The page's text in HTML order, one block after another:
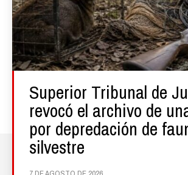
Superior Tribunal de
revocó el archivo de
por depredación de
silvestre